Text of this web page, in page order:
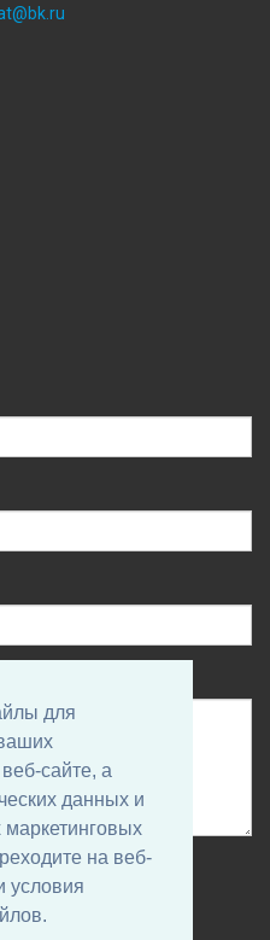
для
сайте, а
данных и
на веб-
условия
на обработку своих
сПолитикой